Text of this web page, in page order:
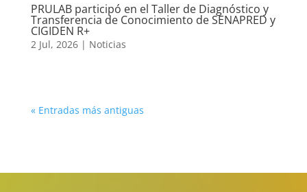
PRULAB participó en el Taller de Diagnóstico y
Transferencia de Conocimiento de SENAPRED y
CIGIDEN R+
2 Jul, 2026| Noticias
« Entradas más antiguas